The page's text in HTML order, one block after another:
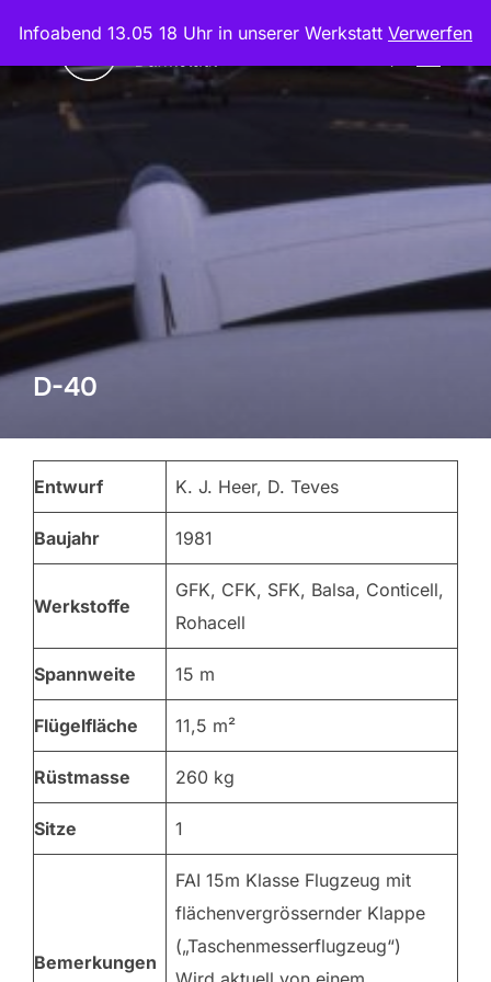
Infoabend 13.05 18 Uhr in unserer Werkstatt Verwerfen
Inhalt
springen
Suchen
D-40
Entwurf K. J. Heer, D. Teves
Baujahr 1981
Werkstoffe
GFK, CFK, SFK, Balsa, Conticell,
Rohacell
Spannweite 15 m
Flügelfläche 11,5 m²
Rüstmasse 260 kg
Sitze 1
Bemerkungen
FAI 15m Klasse Flugzeug mit
flächenvergrössernder Klappe
(„Taschenmesserflugzeug“)